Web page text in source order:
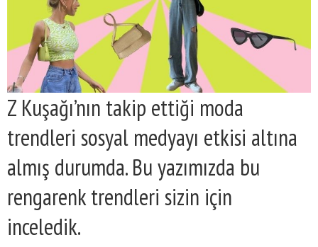
Z Kuşağı’nın takip ettiği moda
trendleri sosyal medyayı etkisi altına
almış durumda. Bu yazımızda bu
rengarenk trendleri sizin için
inceledik.